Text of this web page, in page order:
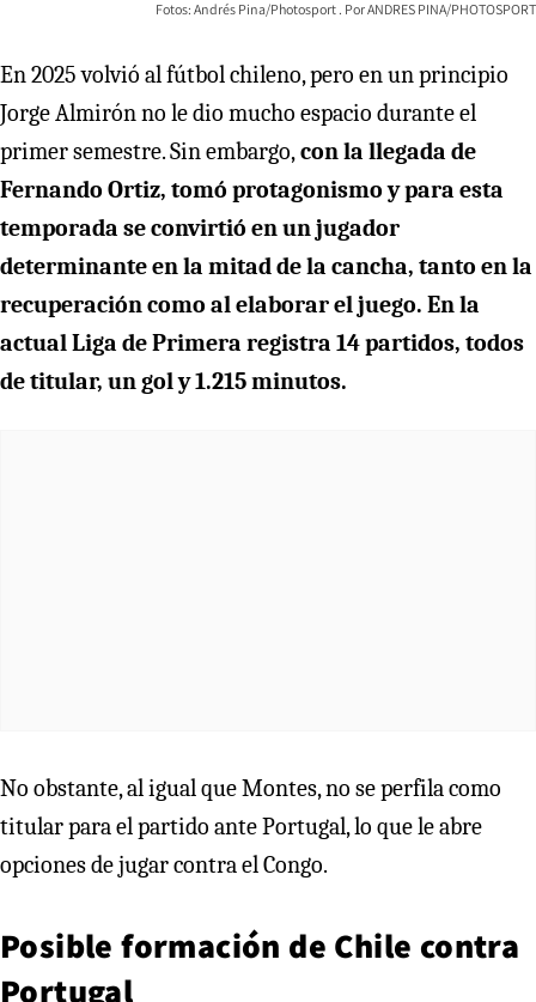
Fotos: Andrés Pina/Photosport ANDRES PINA/PHOTOSPORT
En 2025 volvió al fútbol chileno, pero en un principio
Jorge Almirón no le dio mucho espacio durante el
primer semestre. Sin embargo,con la llegada de
Fernando Ortiz, tomó protagonismo y para esta
temporada se convirtió en un jugador
determinante en la mitad de la cancha, tanto en la
recuperación como al elaborar el juego. En la
actual Liga de Primera registra 14 partidos, todos
de titular, un gol y 1.215 minutos.
No obstante, al igual que Montes, no se perfila como
titular para el partido ante Portugal, lo que le abre
opciones de jugar contra el Congo.
Posible formación de Chile contra
Portugal